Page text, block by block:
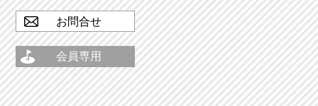
お問合せ
会員専用